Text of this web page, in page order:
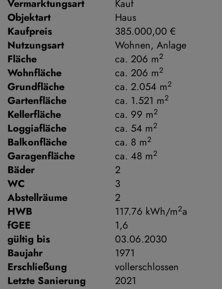
Vermarktungsart
Kauf
Objektart
Haus
Kaufpreis
385.000,00 €
Nutzungsart
Wohnen Anlage
Fläche
ca. 206 m2
Wohnfläche ca. 206 m2
Grundfläche ca. 2.054 m2
Gartenfläche ca. 1.521 m2
Kellerfläche ca. 99 m2
Loggiafläche ca. 54 m2
Balkonfläche ca. 8 m2
Garagenfläche ca. 48 m2
Bäder
2
WC
3
Abstellräume
2
HWB
117.76 kWh/m2a
fGEE
1,6
gültig bis
03.06.2030
Baujahr
1971
Erschließung
vollerschlossen
Letzte Sanierung
2021